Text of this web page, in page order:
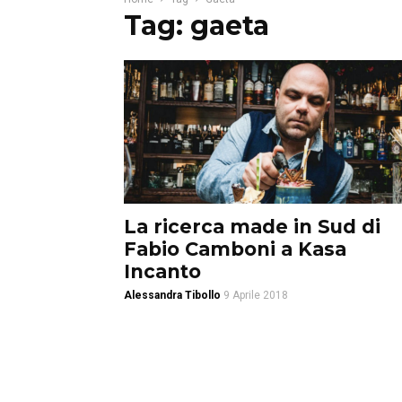
Tag: gaeta
La ricerca made in Sud di
Fabio Camboni a Kasa
Incanto
Alessandra Tibollo 9 Aprile 2018